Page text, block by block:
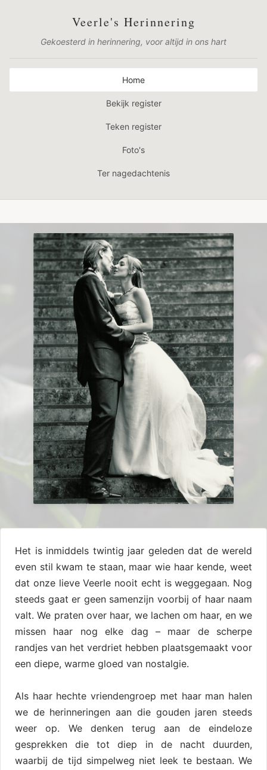
Veerle's Herinnering
Gekoesterd in herinnering, voor altijd in ons hart
Home
Bekijk register
Teken register
Foto's
Ter nagedachtenis
Het is inmiddels twintig jaar geleden dat de wereld
even stil kwam te staan, maar wie haar kende, weet
dat onze lieve Veerle nooit echt is weggegaan. Nog
steeds gaat er geen samenzijn voorbij of haar naam
valt. We praten over haar, we lachen om haar, en we
missen haar nog elke dag – maar de scherpe
randjes van het verdriet hebben plaatsgemaakt voor
een diepe, warme gloed van nostalgie.
Als haar hechte vriendengroep met haar man halen
we de herinneringen aan die gouden jaren steeds
weer op. We denken terug aan de eindeloze
gesprekken die tot diep in de nacht duurden,
waarbij de tijd simpelweg niet leek te bestaan. We